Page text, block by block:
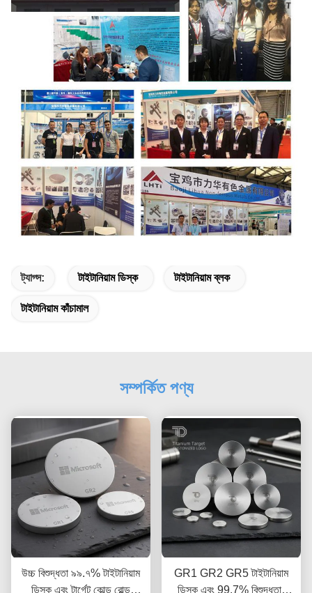
ট্যাগ্স: টাইটানিয়াম ডিস্ক টাইটানিয়াম ব্লক
টাইটানিয়াম কাঁচামাল
সম্পর্কিত পণ্য
উচ্চ বিশুদ্ধতা ৯৯.৭% টাইটানিয়াম
ডিস্ক এবং টার্গেট কোল্ড রোল্ড
GR1 GR2 GR5 টাইটানিয়াম
ডিস্ক এবং 99.7% বিশুদ্ধতার